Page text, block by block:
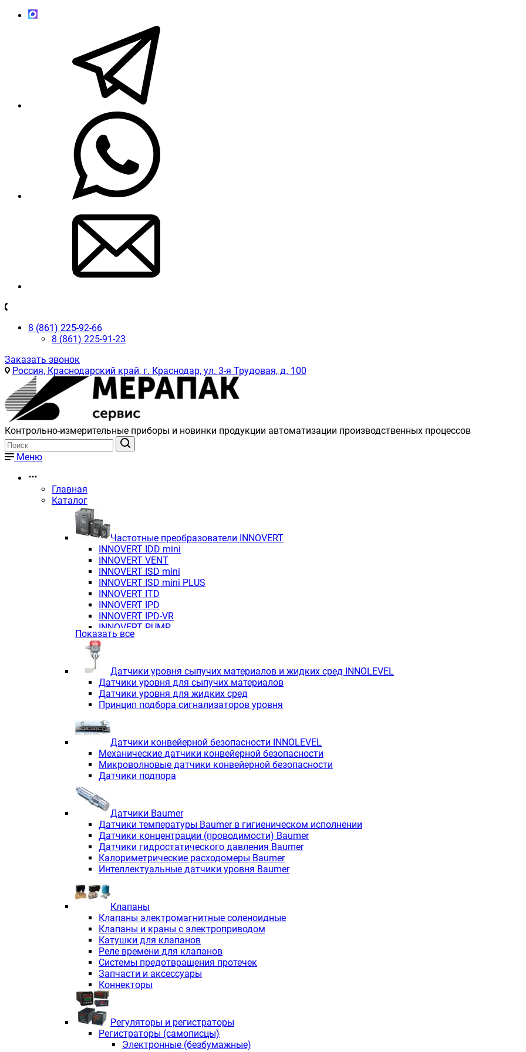
8 (861) 225-92-66
8 (861) 225-91-23
Заказать звонок
Россия, Краснодарский край, г. Краснодар, ул. 3-я Трудовая, д. 100
Контрольно-измерительные приборы и новинки продукции автоматизации производственных процессов
Меню
Главная
Каталог
Частотные преобразователи INNOVERT
INNOVERT IDD mini
INNOVERT VENT
INNOVERT ISD mini
INNOVERT ISD mini PLUS
INNOVERT ITD
INNOVERT IРD
INNOVERT IРD-VR
INNOVERT PUMP
Показать все
Датчики уровня сыпучих материалов и жидких сред INNOLEVEL
Датчики уровня для сыпучих материалов
Датчики уровня для жидких сред
Принцип подбора сигнализаторов уровня
Датчики конвейерной безопасности INNOLEVEL
Механические датчики конвейерной безопасности
Микроволновые датчики конвейерной безопасности
Датчики подпора
Датчики Baumer
Датчики температуры Baumer в гигиеническом исполнении
Датчики концентрации (проводимости) Baumer
Датчики гидростатического давления Baumer
Калориметрические расходомеры Baumer
Интеллектуальные датчики уровня Baumer
Клапаны
Клапаны электромагнитные соленоидные
Клапаны и краны с электроприводом
Катушки для клапанов
Реле времени для клапанов
Системы предотвращения протечек
Запчасти и аксессуары
Коннекторы
Регуляторы и регистраторы
Регистраторы (самописцы)
Электронные (безбумажные)